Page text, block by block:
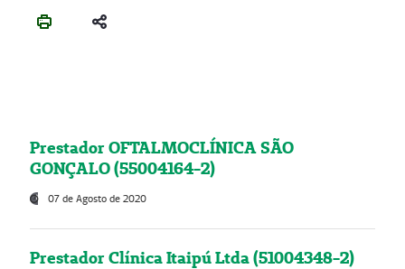
Prestador OFTALMOCLÍNICA SÃO
GONÇALO (55004164-2)
07 de Agosto de 2020
Prestador Clínica Itaipú Ltda (51004348-2)